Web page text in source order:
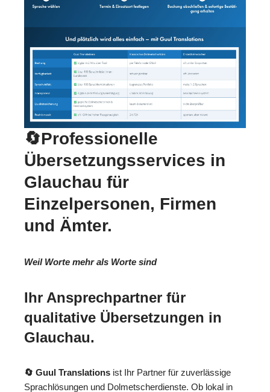
🔄Professionelle
Übersetzungsservices in
Glauchau für
Einzelpersonen, Firmen
und Ämter.
Weil Worte mehr als Worte sind
Ihr Ansprechpartner für
qualitative Übersetzungen in
Glauchau.
🔄 Guul Translations ist Ihr Partner für zuverlässige
Sprachlösungen und Dolmetscherdienste. Ob lokal in